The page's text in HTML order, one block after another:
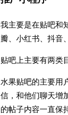
我主要是在贴吧和
瓣、小红书、抖音
贴吧上主要有两类
水果贴吧的主要用
信，和他们聊天增
的帖子内容一直保